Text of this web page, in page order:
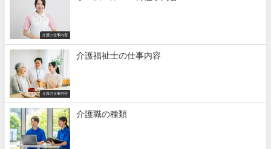
介護の仕事内容
介護の仕事内容
介護福祉士の仕事内容
介護職の種類